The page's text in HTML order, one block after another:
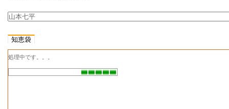
知恵袋
処理中です。。。